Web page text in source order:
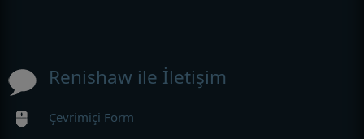
Renishaw ile İletişim
Çevrimiçi Form